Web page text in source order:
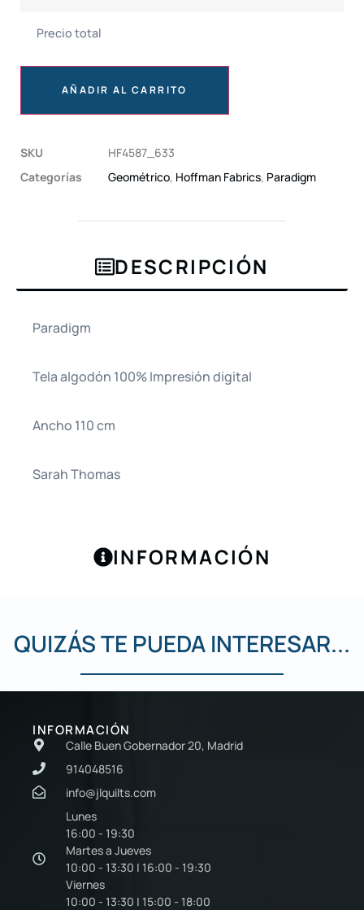
Precio total
AÑADIR AL CARRITO
SKU
HF4587_633
Categorías
Geométrico, Hoffman Fabrics, Paradigm
DESCRIPCIÓN
INFORMACIÓN
Paradigm
Tela algodón 100% Impresión digital
Ancho 110 cm
Sarah Thomas
QUIZÁS TE PUEDA INTERESAR...
INFORMACIÓN
Calle Buen Gobernador 20, Madrid
914048516
info@jlquilts.com
Lunes
16:00 - 19:30
Martes a Jueves
10:00 - 13:30 | 16:00 - 19:30
Viernes
10:00 - 13:30 | 15:00 - 18:00